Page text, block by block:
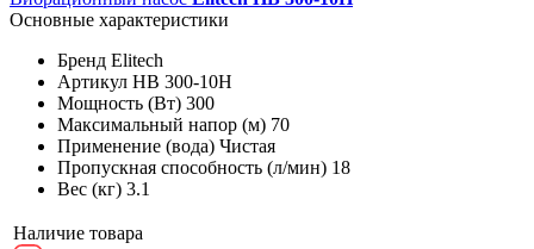
Основные характеристики
Бренд Elitech
Артикул НВ 300-10Н
Мощность (Вт) 300
Максимальный напор (м) 70
Применение (вода) Чистая
Пропускная способность (л/мин) 18
Вес (кг) 3.1
Наличие товара